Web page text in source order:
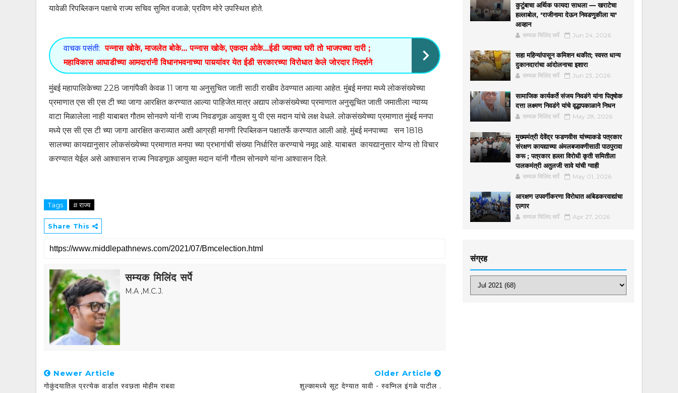
यावेळी रिपब्लिकन पक्षाचे राज्य सचिव सुमित वजाळे; प्रविण मोरे उपस्थित होते.
वाचक पसंती: पन्नास खोके, माजलेत बोके... पन्नास खोके, एकदम ओके...ईडी ज्याच्या घरी तो भाजपच्या दारी ;
महाविकास आघाडीच्या आमदारांनी विधानभवनाच्या पायर्‍यांवर येत ईडी सरकारच्या विरोधात केले जोरदार निदर्शने
मुंबई महापालिकेच्या 228 जागांपैकी केवळ 11 जागा या अनुसुचित जाती साठी राखीव ठेवण्यात आल्या आहेत. मुंबई मनपा मध्ये लोकसंख्येच्या
प्रमाणात एस सी एस टी च्या जागा आरक्षित करण्यात आल्या पाहिजेत.मात्र अद्याप लोकसंख्येच्या प्रमाणात अनुसूचित जाती जमातीला न्याय्य
वाटा मिळालेला नाही याबाबत गौतम सोनवणे यांनी राज्य निवडणूक आयुक्त यु पी एस मदान यांचे लक्ष वेधले. लोकसंख्येच्या प्रमाणात मुंबई मनपा
मध्ये एस सी एस टी च्या जागा आरक्षित कराव्यात अशी आग्रही मागणी रिपब्लिकन पक्षातर्फे करण्यात आली आहे. मुंबई मनपाच्या सन 1818
सालच्या कायद्यानुसार लोकसंख्येच्या प्रमाणात मनपा च्या प्रभागांची संख्या निर्धारित करण्याचे नमूद आहे. याबाबत कायद्यानुसार योग्य तो विचार
करण्यात येईल असे आश्वासन राज्य निवडणूक आयुक्त मदान यांनी गौतम सोनवणे यांना आश्वासन दिले.
Tags # राज्य
Share This
सम्यक मिलिंद सर्पे
M.A ,M.C.J.
Newer Article
गोकुंदयातिल प्रत्येक वार्डात स्वछता मोहीम राबवा
Older Article
शुल्कामध्ये सूट देण्यात यावी - स्वप्निल इंगळे पाटील .
कुटुंबाचा अर्थिक फायदा साधला — खराटेचा
हल्लाबोल, 'राजीनामा देऊन निवडणुकीला या'
आव्हान
सम्यक मिलिंद सर्पे Jun 24, 2026
सहा महिन्यांपासून कमिशन थकीत; स्वस्त धान्य
दुकानदारांचा आंदोलनाचा इशारा
सम्यक मिलिंद सर्पे Jun 23, 2026
सामाजिक कार्यकर्ते संजय निवडंगे यांना पितृषोक
दत्ता लक्ष्मण निवडंगे यांचे वृद्धापकाळाने निधन
सम्यक मिलिंद सर्पे May 28, 2026
मुख्यमंत्री देवेंद्र फडणवीस यांच्याकडे पत्रकार
संरक्षण कायद्याच्या अंमलबजावणीसाठी पाठपुरावा
करू ; पत्रकार हल्ला विरोधी कृती समितीला
पालकमंत्री अतुलजी सावे यांची ग्वाही
सम्यक मिलिंद सर्पे May 01, 2026
आरक्षण उपवर्गीकरणा विरोधात आंबेडकरवाद्यांचा
एल्गार
सम्यक मिलिंद सर्पे Apr 27, 2026
संग्रह